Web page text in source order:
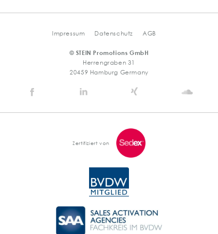
Impressum Datenschutz AGB
© STEIN Promotions GmbH
Herrengraben 31
20459 Hamburg Germany
@
@
@
Stein
@
Zertifiziert von